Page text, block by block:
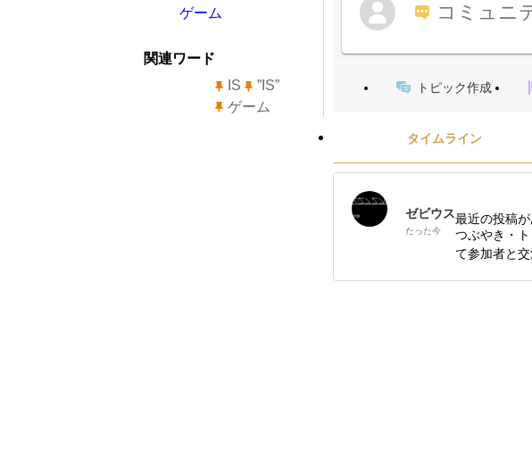
コミュニ
トピック作成
タイムライン
ゼビウス
たった今
最近の投稿
つぶやき・
て参加者と交
ゲーム
関連ワード
IS
”IS”
ゲーム